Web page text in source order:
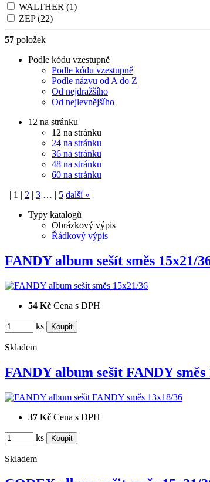
WALTHER (1)
ZEP(22)
57 položek
Podle kódu vzestupně
Podle kódu vzestupně
Podle názvu od A do Z
Od nejdražšího
Od nejlevnějšího
12 na stránku
12 na stránku
24 na stránku
36 na stránku
48 na stránku
60 na stránku
1 2 3 … 5 další »
Typy katalogů
Obrázkový výpis
Řádkový výpis
FANDY album sešít směs 15x21/
54 Kč Cena s DPH
ks
Skladem
FANDY album sešit FANDY směs
37 Kč Cena s DPH
ks
Skladem